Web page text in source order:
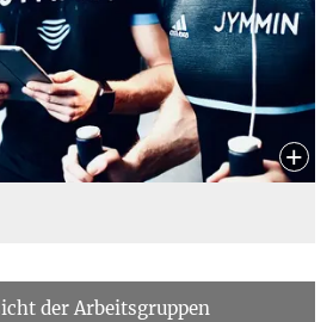
der Arbeitsgruppen